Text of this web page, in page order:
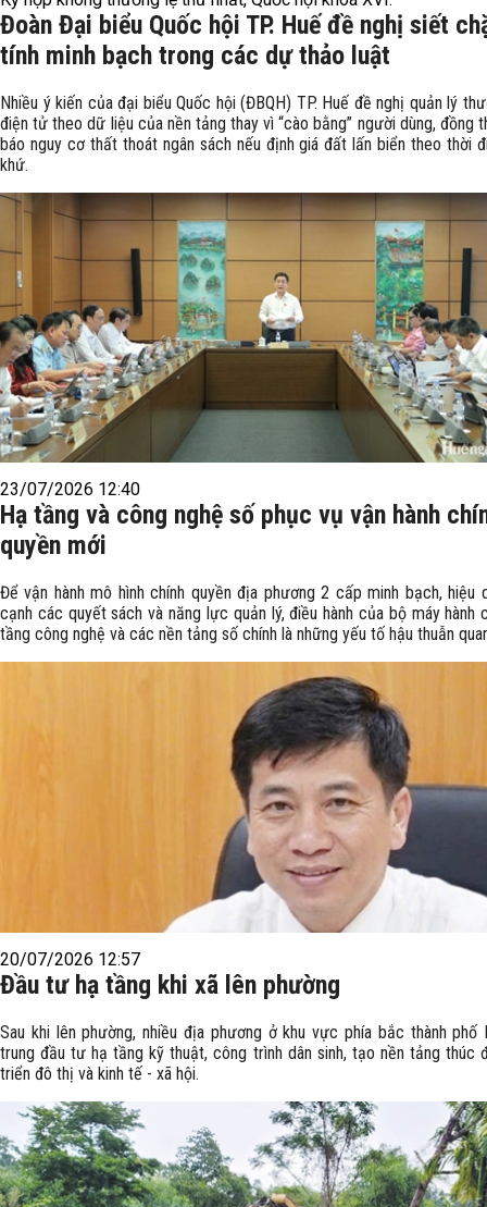
Đoàn Đại biểu Quốc hội TP. Huế đề nghị siết
tính minh bạch trong các dự thảo luật
Nhiều ý kiến của đại biểu Quốc hội (ĐBQH) TP. Huế đề nghị quản lý
điện tử theo dữ liệu của nền tảng thay vì “cào bằng” người dùng, đồng
báo nguy cơ thất thoát ngân sách nếu định giá đất lấn biển theo thời
khứ.
23/07/2026 12:40
Hạ tầng và công nghệ số phục vụ vận hành
quyền mới
Để vận hành mô hình chính quyền địa phương 2 cấp minh bạch, hiệu
cạnh các quyết sách và năng lực quản lý, điều hành của bộ máy hành
tầng công nghệ và các nền tảng số chính là những yếu tố hậu thuẫn
20/07/2026 12:57
Đầu tư hạ tầng khi xã lên phường
Sau khi lên phường, nhiều địa phương ở khu vực phía bắc thành phố
trung đầu tư hạ tầng kỹ thuật, công trình dân sinh, tạo nền tảng thúc
triển đô thị và kinh tế - xã hội.